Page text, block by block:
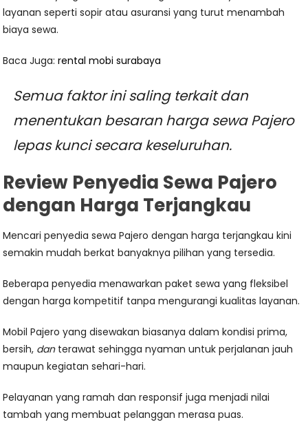
layanan seperti sopir atau asuransi yang turut menambah
biaya sewa.
Baca Juga:rental mobi surabaya
Semua faktor ini saling terkait dan
menentukan besaran harga sewa Pajero
lepas kunci secara keseluruhan.
Review Penyedia Sewa Pajero
dengan Harga Terjangkau
Mencari penyedia sewa Pajero dengan harga terjangkau kini
semakin mudah berkat banyaknya pilihan yang tersedia.
Beberapa penyedia menawarkan paket sewa yang fleksibel
dengan harga kompetitif tanpa mengurangi kualitas layanan.
Mobil Pajero yang disewakan biasanya dalam kondisi prima,
bersih, danterawat sehingga nyaman untuk perjalanan jauh
maupun kegiatan sehari-hari.
Pelayanan yang ramah dan responsif juga menjadi nilai
tambah yang membuat pelanggan merasa puas.